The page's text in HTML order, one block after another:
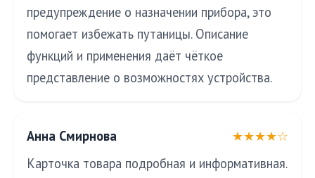
предупреждение о назначении прибора, это
помогает избежать путаницы. Описание
функций и применения даёт чёткое
представление о возможностях устройства.
Анна Смирнова
★★★★☆
Карточка товара подробная и информативная.